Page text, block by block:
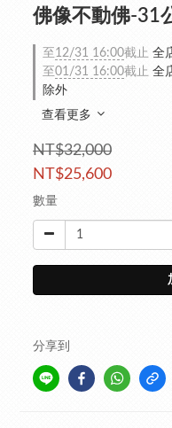
佛像不動佛-31
至 12/31 16:00截止 全
至01/31 16:00截止 全
除外
查看更多
NT$32,000
NT$25,600
數量
分享到